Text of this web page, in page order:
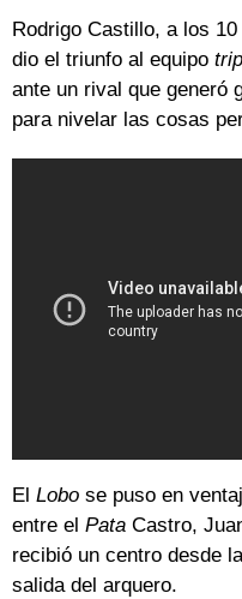
Rodrigo Castillo, a los
dio el triunfo al equipo
ante un rival que generó
para nivelar las cosas
El Lobo se puso en
entre el Pata Castro,
recibió un centro desde
salida del arquero.